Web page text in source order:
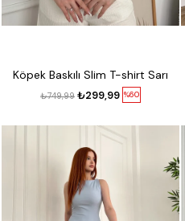
Köpek Baskılı Slim T-shirt Sarı
%60
₺299,99
₺749,99